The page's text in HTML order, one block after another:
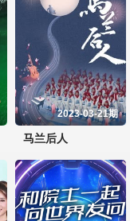
2023-03-21期
马兰后人